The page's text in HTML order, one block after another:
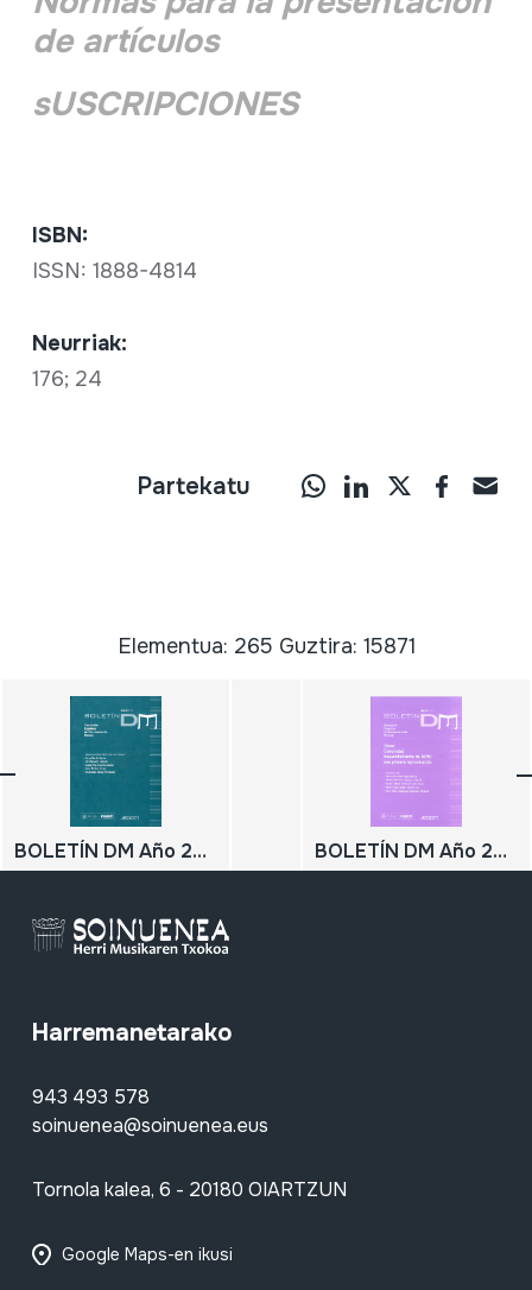
de artículos
sUSCRIPCIONES
ISBN:
ISSN: 1888-4814
Neurriak:
176; 24
Partekatu
Elementua: 265 Guztira: 15871
BOLETÍN DM Año 22 2018 BOLETÍN DM Año 24 2020; Comunidad hispanohablante de IAML: una primera aproximación
Harremanetarako
943 493 578
soinuenea@soinuenea.eus
Tornola kalea, 6 - 20180 OIARTZUN
Google Maps-en ikusi